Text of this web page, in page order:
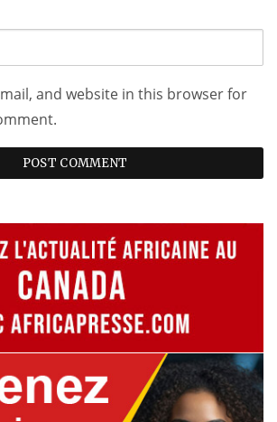
and website in this browser for